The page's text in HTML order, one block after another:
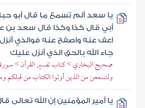
يا سعد ألم تسمع ما قال أبو
أبي قال كذا وكذا قال سعد بن
اعف عنه واصفح عنه فوالذي
جاء الله بالحق الذي أنزل عليك
صحيح البخاري > كتاب تفسير القرآن >
ولتسمعن من الذين أوتوا الكتاب من قبلكم
يا أمير المؤمنين إن الله تعالى